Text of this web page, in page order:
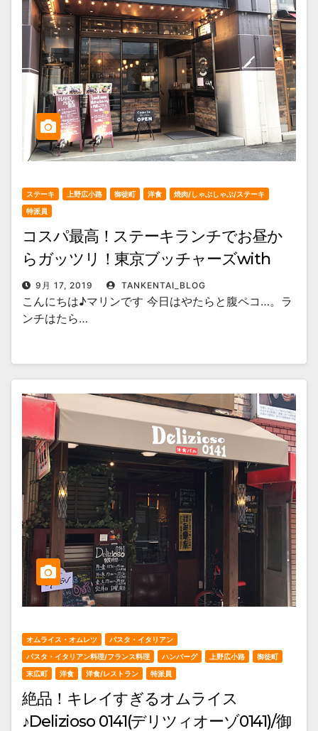
ステーキ 上野広小路 御徒町 洋食
焼肉/しゃぶしゃぶ/ステーキ
特派員
コスパ最高！ステーキランチでお昼か
らガッツリ！東京ブッチャーズwith
OKACHI Beer Lab/御徒町
9月 17, 2019 TANKENTAI_BLOG
こんにちは♪マリンです 今日はやたらと腹ペコ…。ラ
ンチはたら…
オムライス・オムレツ
パスタ・イタリアン
パスタ・イタリアン料理/フランス料理
ハンバーグ 上野広小路
御徒町
末広町
洋食 洋食/レストラン 特派員
絶品！キレイすぎるオムライス
♪Delizioso 0141(デリツィオーゾ0141)/御